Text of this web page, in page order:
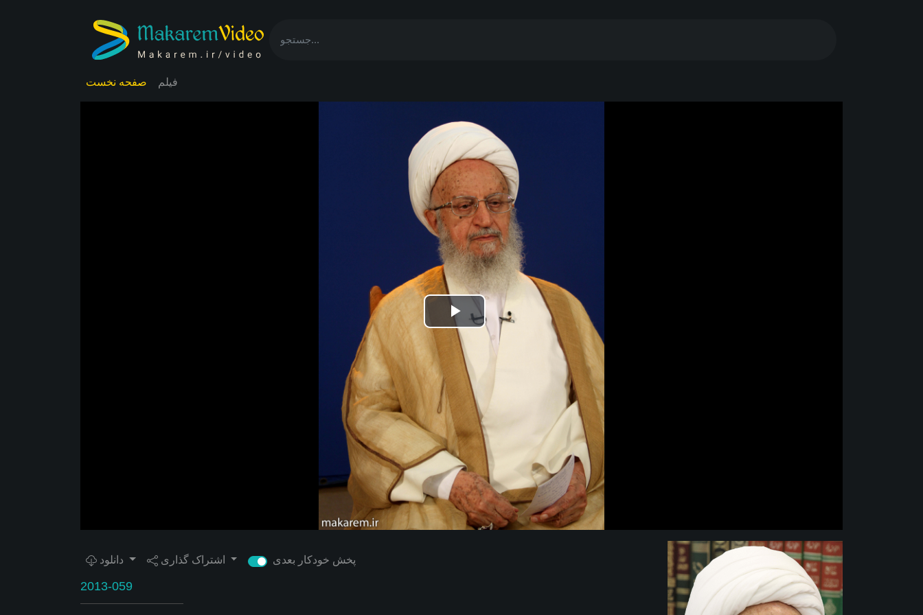
صفحه نخست فيلم
Play
Video
2013-059